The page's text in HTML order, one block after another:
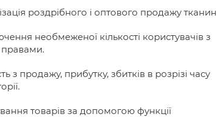
роздрібного і оптового продажу
необмеженої кількості користувачів з
з продажу, прибутку, збитків в розрізі часу
товарів за допомогою функції